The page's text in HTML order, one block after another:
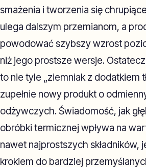
smażenia i tworzenia się
ulega dalszym przemianom, a
powodować szybszy wzrost
niż jego prostsze wersje.
to nie tyle „ziemniak z dodatkiem
zupełnie nowy produkt o
odżywczych. Świadomość, jak
obróbki termicznej wpływa na
nawet najprostszych składników,
krokiem do bardziej